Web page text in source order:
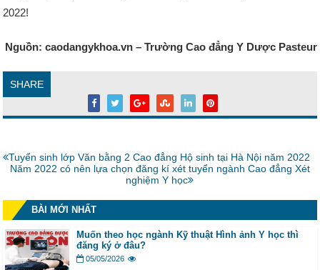
2022!
Nguồn: caodangykhoa.vn – Trường Cao đẳng Y Dược Pasteur
SHARE
Bài
trước:
Tuyển sinh lớp Văn bằng 2 Cao đẳng Hộ sinh tại Hà Nội năm 2022
Bài
Năm 2022 có nên lựa chọn đăng kí xét tuyển ngành Cao đẳng Xét
nghiệm Y học
BÀI MỚI NHẤT
Muốn theo học ngành Kỹ thuật Hình ảnh Y học thì
đăng ký ở đâu?
05/05/2026